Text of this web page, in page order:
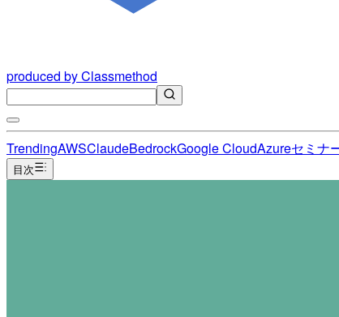
produced by Classmethod
TrendingAWSClaudeBedrockGoogle CloudAzureセミナ
目次